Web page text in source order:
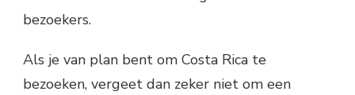
bezoekers.
Als je van plan bent om Costa Rica te
bezoeken, vergeet dan zeker niet om een